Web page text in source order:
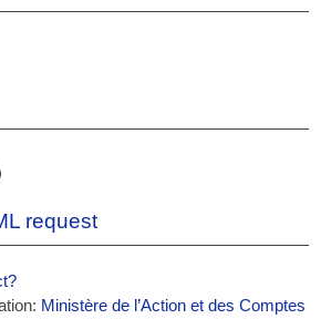
request
Ministère de l’Action et des Comptes